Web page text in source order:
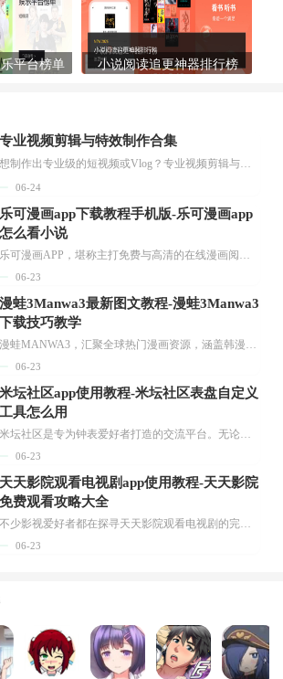
平台榜单 小说阅读追更神器排行榜
专业视频剪辑与特效制作合集
想制作出专业级的短视频或Vlog？专业视频剪辑与特效制作大全专题为你提供了从剪辑、抠像到特效包装的全套解决方案。无论是添加炫酷的片头、进行精准的视频抠图，还是制...
06-24
乐可漫画app下载教程手机版-乐可漫画app
怎么看小说
乐可漫画APP，堪称主打免费与高清的在线漫画阅读神器。其官方版提供海量完整版漫画资源，无论是国内漫画，还是日漫、韩漫、台漫、美漫等国外漫画，应有尽有，随时供你阅读。只需轻点一下，便能直接进入阅读界面。不仅如此，乐可漫画最新版本更新速度极快，在这里，你总能抢先看到全网一手漫画章节内容！...
06-23
漫蛙3Manwa3最新图文教程-漫蛙3Manwa3
下载技巧教学
漫蛙MANWA3，汇聚全球热门漫画资源，涵盖韩漫、欧美漫画、国漫等多种类型，题材丰富多样，全方位满足用户阅读喜好。它不仅是阅读平台，更是创作平台，为广大用户打造零门槛创作环境。...
06-23
米坛社区app使用教程-米坛社区表盘自定义
工具怎么用
米坛社区是专为钟表爱好者打造的交流平台。无论你是初涉钟表领域的普通爱好者，还是拥有多年收藏经验的资深玩家，都能在此找到属于自己的天地。 无需注册，就能轻松参与其中。通过专业的讨论论坛与丰富的交互功能，你可与世界各地的钟表爱好者畅快交流。若你钟情于钟表，米坛社区无疑是值得一试的理想之选。在这里，你能获取最新的手表资讯，交流见解，提升鉴赏品味，让每一块手表都成为收藏故事中重要的一部分。感兴趣的朋友，不要错过下载机会。...
06-23
天天影院观看电视剧app使用教程-天天影院
免费观看攻略大全
不少影视爱好者都在探寻天天影院观看电视剧的完整方法，结合最新平台使用规则，本篇新手入门攻略全面讲解观看渠道、检索流程、播放设置以及画面模式调整等实用内容。全文适配手机、电脑等主流设备，步骤简洁易懂，无论是初次使用的新手，还是想要优化观影体验的用户，都能参照内容快速上手，熟练掌握平台各项操作技巧，轻松畅享影视内容。...
06-23